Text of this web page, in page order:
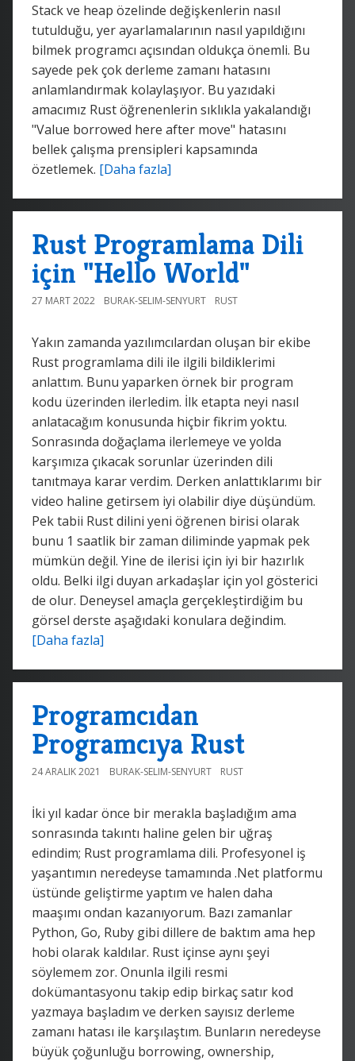
Stack ve heap özelinde değişkenlerin nasıl
tutulduğu, yer ayarlamalarının nasıl yapıldığını
bilmek programcı açısından oldukça önemli. Bu
sayede pek çok derleme zamanı hatasını
anlamlandırmak kolaylaşıyor. Bu yazıdaki
amacımız Rust öğrenenlerin sıklıkla yakalandığı
"Value borrowed here after move" hatasını
bellek çalışma prensipleri kapsamında
özetlemek. [Daha fazla]
Rust Programlama Dili
için "Hello World"
27 MART 2022 BURAK-SELIM-SENYURT RUST
Yakın zamanda yazılımcılardan oluşan bir ekibe
Rust programlama dili ile ilgili bildiklerimi
anlattım. Bunu yaparken örnek bir program
kodu üzerinden ilerledim. İlk etapta neyi nasıl
anlatacağım konusunda hiçbir fikrim yoktu.
Sonrasında doğaçlama ilerlemeye ve yolda
karşımıza çıkacak sorunlar üzerinden dili
tanıtmaya karar verdim. Derken anlattıklarımı bir
video haline getirsem iyi olabilir diye düşündüm.
Pek tabii Rust dilini yeni öğrenen birisi olarak
bunu 1 saatlik bir zaman diliminde yapmak pek
mümkün değil. Yine de ilerisi için iyi bir hazırlık
oldu. Belki ilgi duyan arkadaşlar için yol gösterici
de olur. Deneysel amaçla gerçekleştirdiğim bu
görsel derste aşağıdaki konulara değindim.
[Daha fazla]
Programcıdan
Programcıya Rust
24 ARALIK 2021 BURAK-SELIM-SENYURT RUST
İki yıl kadar önce bir merakla başladığım ama
sonrasında takıntı haline gelen bir uğraş
edindim; Rust programlama dili. Profesyonel iş
yaşantımın neredeyse tamamında .Net platformu
üstünde geliştirme yaptım ve halen daha
maaşımı ondan kazanıyorum. Bazı zamanlar
Python, Go, Ruby gibi dillere de baktım ama hep
hobi olarak kaldılar. Rust içinse aynı şeyi
söylemem zor. Onunla ilgili resmi
dokümantasyonu takip edip birkaç satır kod
yazmaya başladım ve derken sayısız derleme
zamanı hatası ile karşılaştım. Bunların neredeyse
büyük çoğunluğu borrowing, ownership,